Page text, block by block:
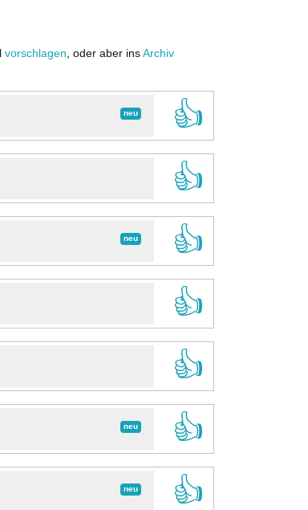
vorschlagen , oder aber ins Archiv
neu
👍
👍
neu
👍
👍
👍
neu
👍
neu
👍